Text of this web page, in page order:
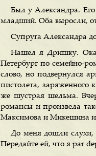
Был у Александра.
младший. Оба выросли,
Супруга Александра
Нашел я Дришку.
Петербург по семейно-
слово, но подвернулся
пистолета,
же шустрая шельма.
романсы и произвела
Максимова и Микешина
До меня дошли слухи,
Передайте ей, что я par